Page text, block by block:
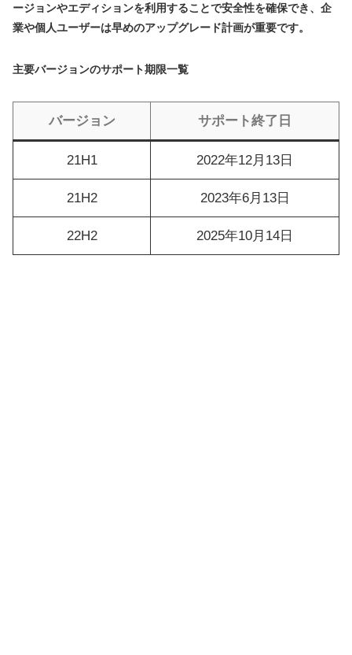
ージョンやエディションを利用することで安全性を確保でき、企
業や個人ユーザーは早めのアップグレード計画が重要です。
主要バージョンのサポート期限一覧
バージョン サポート終了日
21H1 2022年12月13日
21H2 2023年6月13日
22H2 2025年10月14日